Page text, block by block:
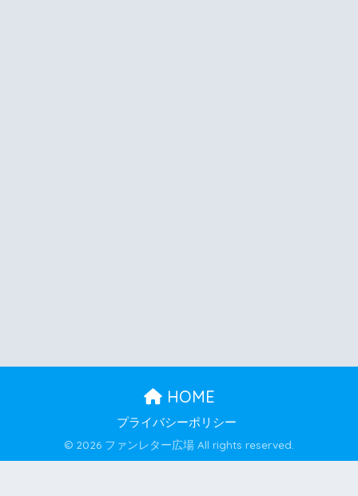
HOME
プライバシーポリシー
© 2026 ファンレター広場 All rights reserved.